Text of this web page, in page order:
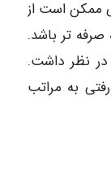
ممکن است از
صرفه تر باشد.
در نظر داشت.
به مراتب